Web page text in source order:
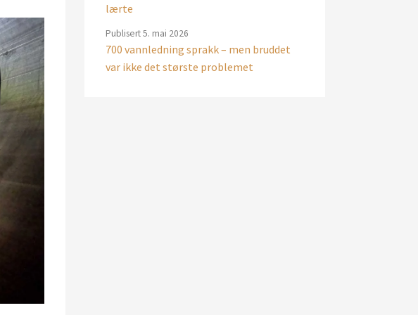
lærte
700 vannledning sprakk – men bruddet
var ikke det største problemet
Publisert 5. mai 2026